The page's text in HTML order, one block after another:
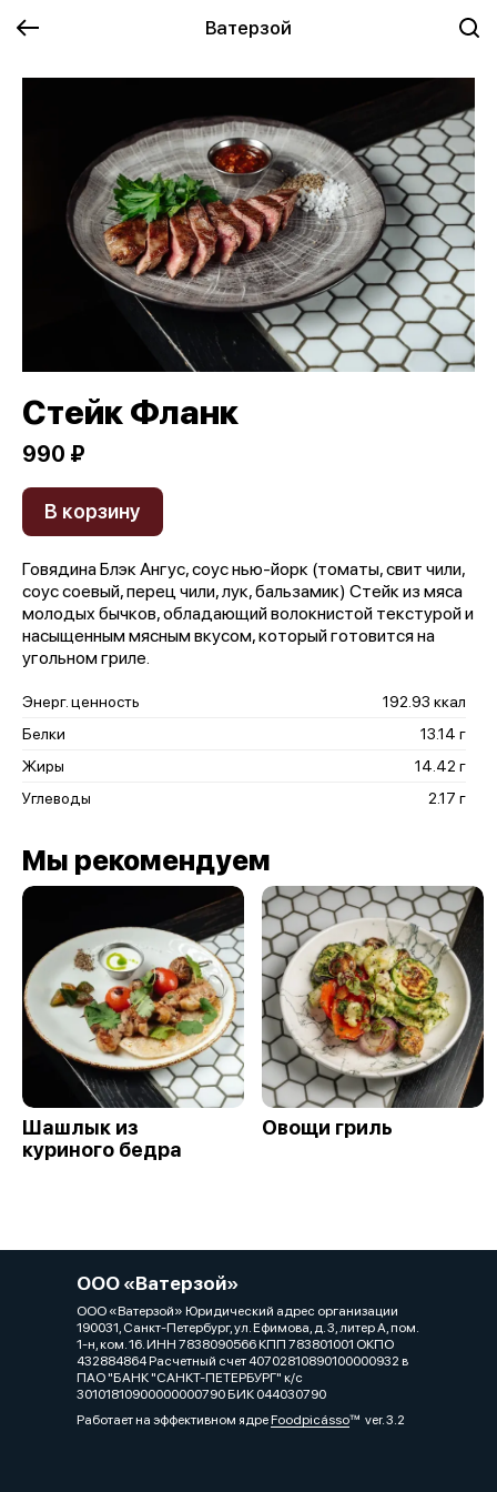
Ватерзой
Стейк Фланк
990 ₽
В корзину
Говядина Блэк Ангус, соус нью-йорк (томаты, свит чили,
соус соевый, перец чили, лук, бальзамик) Стейк из мяса
молодых бычков, обладающий волокнистой текстурой и
насыщенным мясным вкусом, который готовится на
угольном гриле.
Энерг. ценность
192.93 ккал
Белки
13.14 г
Жиры
14.42 г
Углеводы
2.17 г
Мы рекомендуем
Шашлык из
куриного бедра
Овощи гриль
ООО «Ватерзой»
ООО «Ватерзой» Юридический адрес организации
190031, Санкт-Петербург, ул. Ефимова, д. 3, литер А, пом.
1-н, ком. 16. ИНН 7838090566 КПП 783801001 ОКПО
432884864 Расчетный счет 40702810890100000932 в
ПАО "БАНК "САНКТ-ПЕТЕРБУРГ" к/с
30101810900000000790 БИК 044030790
Работает на эффективном ядреFoodpicássover. 3.2